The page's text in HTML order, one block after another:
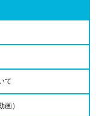
て
）